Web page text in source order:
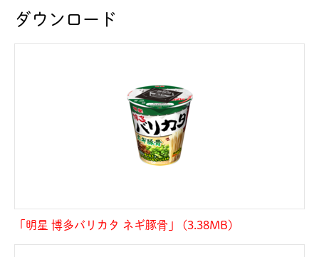
ダウンロード
「明星 博多バリカタ ネギ豚骨」 (3.38MB)